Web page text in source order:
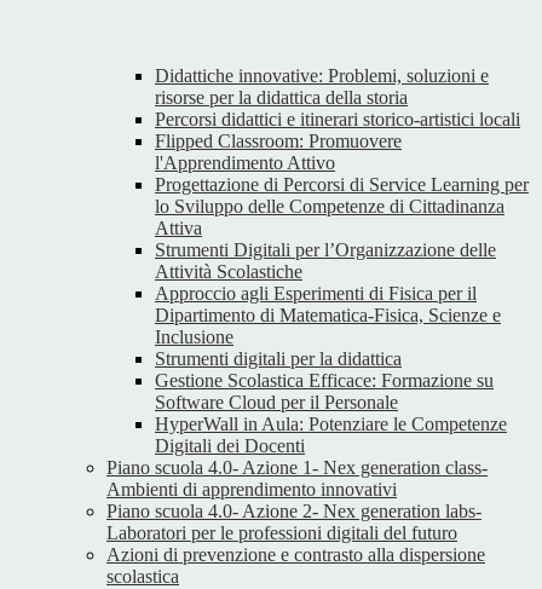
Didattiche innovative: Problemi, soluzioni e
risorse per la didattica della storia
Percorsi didattici e itinerari storico-artistici locali
Flipped Classroom: Promuovere
l'Apprendimento Attivo
Progettazione di Percorsi di Service Learning per
lo Sviluppo delle Competenze di Cittadinanza
Attiva
Strumenti Digitali per l’Organizzazione delle
Attività Scolastiche
Approccio agli Esperimenti di Fisica per il
Dipartimento di Matematica-Fisica, Scienze e
Inclusione
Strumenti digitali per la didattica
Gestione Scolastica Efficace: Formazione su
Software Cloud per il Personale
HyperWall in Aula: Potenziare le Competenze
Digitali dei Docenti
Piano scuola 4.0- Azione 1- Nex generation class-
Ambienti di apprendimento innovativi
Piano scuola 4.0- Azione 2- Nex generation labs-
Laboratori per le professioni digitali del futuro
Azioni di prevenzione e contrasto alla dispersione
scolastica